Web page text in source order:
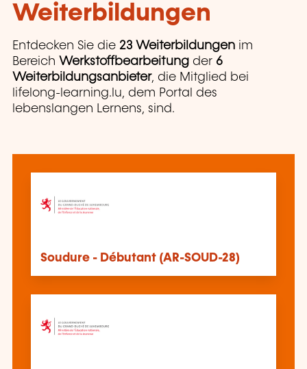
Weiterbildungen
Entdecken Sie die 23 Weiterbildungen im
Bereich Werkstoffbearbeitung der 6
Weiterbildungsanbieter, die Mitglied bei
lifelong-learning.lu, dem Portal des
lebenslangen Lernens, sind.
Soudure - Débutant (AR-SOUD-28)